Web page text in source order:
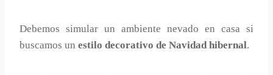
Debemos simular un ambiente nevado en casa si
buscamos un estilo decorativo de Navidad hibernal.